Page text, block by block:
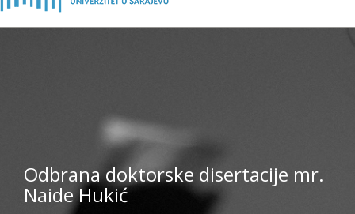
Odbrana doktorske disertacije mr.
Naide Hukić